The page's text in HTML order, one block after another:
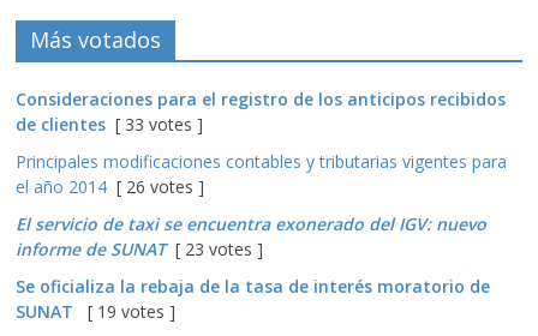
Más votados
Consideraciones para el registro de los anticipos recibidos
de clientes [ 33 votes ]
Principales modificaciones contables y tributarias vigentes para
el año 2014 [ 26 votes ]
El servicio de taxi se encuentra exonerado del IGV: nuevo
informe de SUNAT[ 23 votes ]
Se oficializa la rebaja de la tasa de interés moratorio de
SUNAT
[ 19 votes ]